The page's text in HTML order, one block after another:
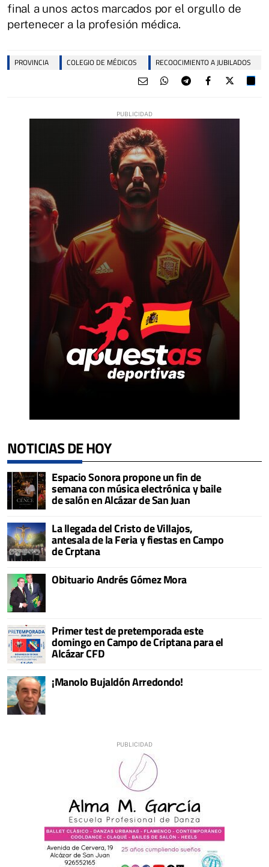
final a unos actos marcados por el orgullo de
pertenecer a la profesión médica.
PROVINCIA COLEGIO DE MÉDICOS RECOOCIMIENTO A JUBILADOS
NOTICIAS DE HOY
Espacio Sonora propone un fin de
semana con música electrónica y baile
de salón en Alcázar de San Juan
La llegada del Cristo de Villajos,
antesala de la Feria y fiestas en Campo
de Crptana
Obituario Andrés Gómez Mora
Primer test de pretemporada este
domingo en Campo de Criptana para el
Alcázar CFD
¡Manolo Bujaldón Arredondo!